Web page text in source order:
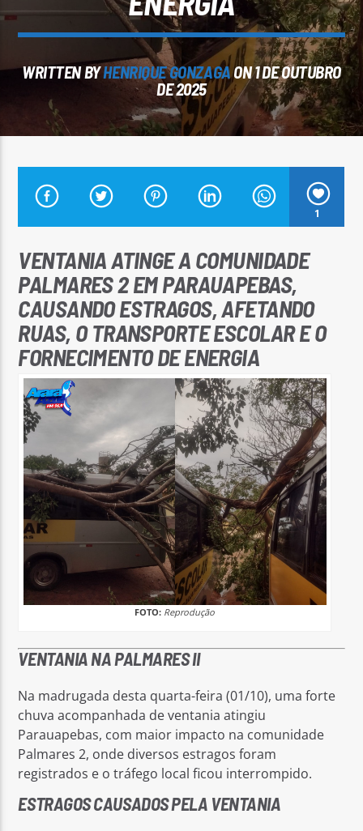
Arara Azul FM
WRITTEN BYHENRIQUE GONZAGAON 1 DE OUTUBRO
DE 2025
1
VENTANIA ATINGE A COMUNIDADE
PALMARES 2 EM PARAUAPEBAS,
CAUSANDO ESTRAGOS, AFETANDO
RUAS, O TRANSPORTE ESCOLAR E O
FORNECIMENTO DE ENERGIA
FOTO: Reprodução
VENTANIA NA PALMARES II
Na madrugada desta quarta-feira (01/10), uma forte
chuva acompanhada de ventania atingiu
Parauapebas, com maior impacto na comunidade
Palmares 2, onde diversos estragos foram
registrados e o tráfego local ficou interrompido.
ESTRAGOS CAUSADOS PELA VENTANIA